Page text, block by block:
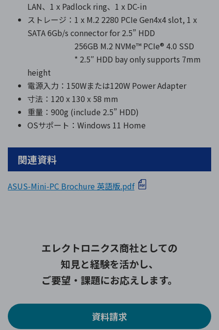
LAN、1 x Padlock ring、1 x DC-in
ストレージ：1 x M.2 2280 PCIe Gen4x4 slot, 1 x
SATA 6Gb/s connector for 2.5” HDD
256GB M.2 NVMe™ PCIe® 4.0 SSD
* 2.5″ HDD bay only supports 7mm
height
電源入力：150Wまたは120W Power Adapter
寸法：120 x 130 x 58 mm
重量：900g (include 2.5” HDD)
OSサポート：Windows 11 Home
関連資料
ASUS-Mini-PC Brochure 英語版.pdf
エレクトロニクス商社としての
知見と経験を活かし、
ご要望・課題にお応えします。
資料請求